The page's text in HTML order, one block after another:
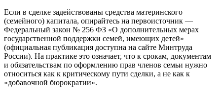
Если в сделке задействованы средства материнского
(семейного) капитала, опирайтесь на первоисточник —
Федеральный закон № 256 ФЗ «О дополнительных мерах
государственной поддержки семей, имеющих детей»
(официальная публикация доступна на сайте Минтруда
России). На практике это означает, что к срокам, документам
и обязательствам по оформлению прав членов семьи нужно
относиться как к критическому пути сделки, а не как к
«добавочной бюрократии».